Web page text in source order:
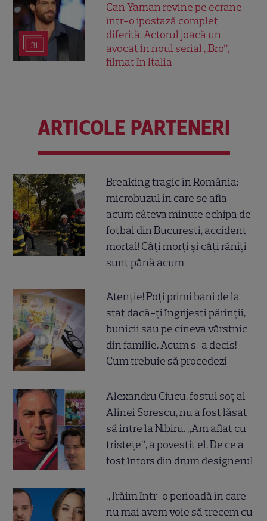
31
Can Yaman revine pe ecrane
într-o ipostază complet
diferită. Actorul joacă un
avocat în noul serial „Bro”,
filmat în Italia
ARTICOLE PARTENERI
Breaking tragic în România:
microbuzul în care se afla
acum câteva minute echipa de
fotbal din București, accident
mortal! Câți morți și câți răniți
sunt până acum
Atenție! Poți primi bani de la
stat dacă-ți îngrijești părinții,
bunicii sau pe cineva vârstnic
din familie. Acum s-a decis!
Cum trebuie să procedezi
Alexandru Ciucu, fostul soț al
Alinei Sorescu, nu a fost lăsat
să intre la Nibiru. „Am aflat cu
tristețe”, a povestit el. De ce a
fost întors din drum designerul
„Trăim într-o perioadă în care
nu mai avem voie să trecem cu